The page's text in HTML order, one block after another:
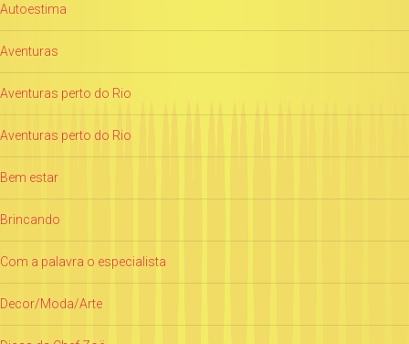
Autoestima
Aventuras
Aventuras perto do Rio
Aventuras perto do Rio
Bem estar
Brincando
Com a palavra o especialista
Decor/Moda/Arte